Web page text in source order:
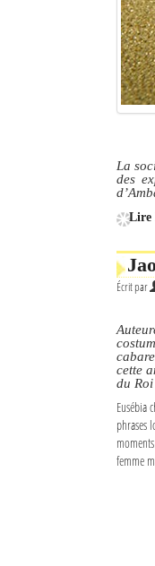
La
des
Lire
Écrit par
cette
du
Eusébia
phrases
femme